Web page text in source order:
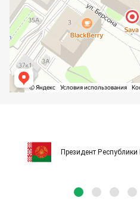
Президент Республики